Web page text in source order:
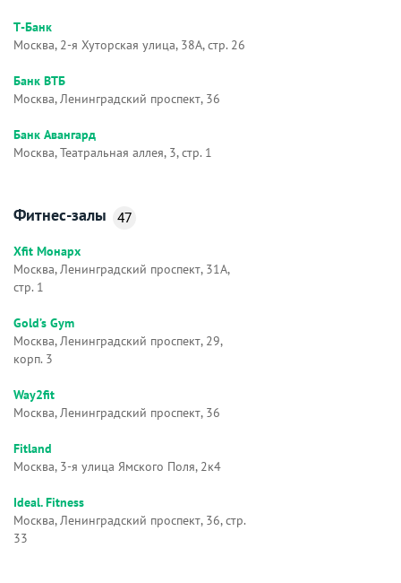
Т-Банк
Москва, 2-я Хуторская улица, 38А, стр. 26
Банк ВТБ
Москва, Ленинградский проспект, 36
Банк Авангард
Москва, Театральная аллея, 3, стр. 1
Фитнес-залы 47
Xfit Монарх
Москва, Ленинградский проспект, 31А,
стр. 1
Gold’s Gym
Москва, Ленинградский проспект, 29,
корп. 3
Way2fit
Москва, Ленинградский проспект, 36
Fitland
Москва, 3-я улица Ямского Поля, 2к4
Ideal. Fitness
Москва, Ленинградский проспект, 36, стр.
33